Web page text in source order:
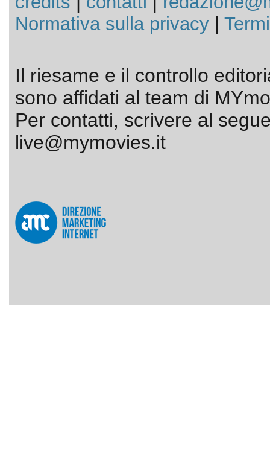
Normativa sulla privacy|
Il riesame e il controllo
sono affidati al team di
Per contatti, scrivere al
live@mymovies.it